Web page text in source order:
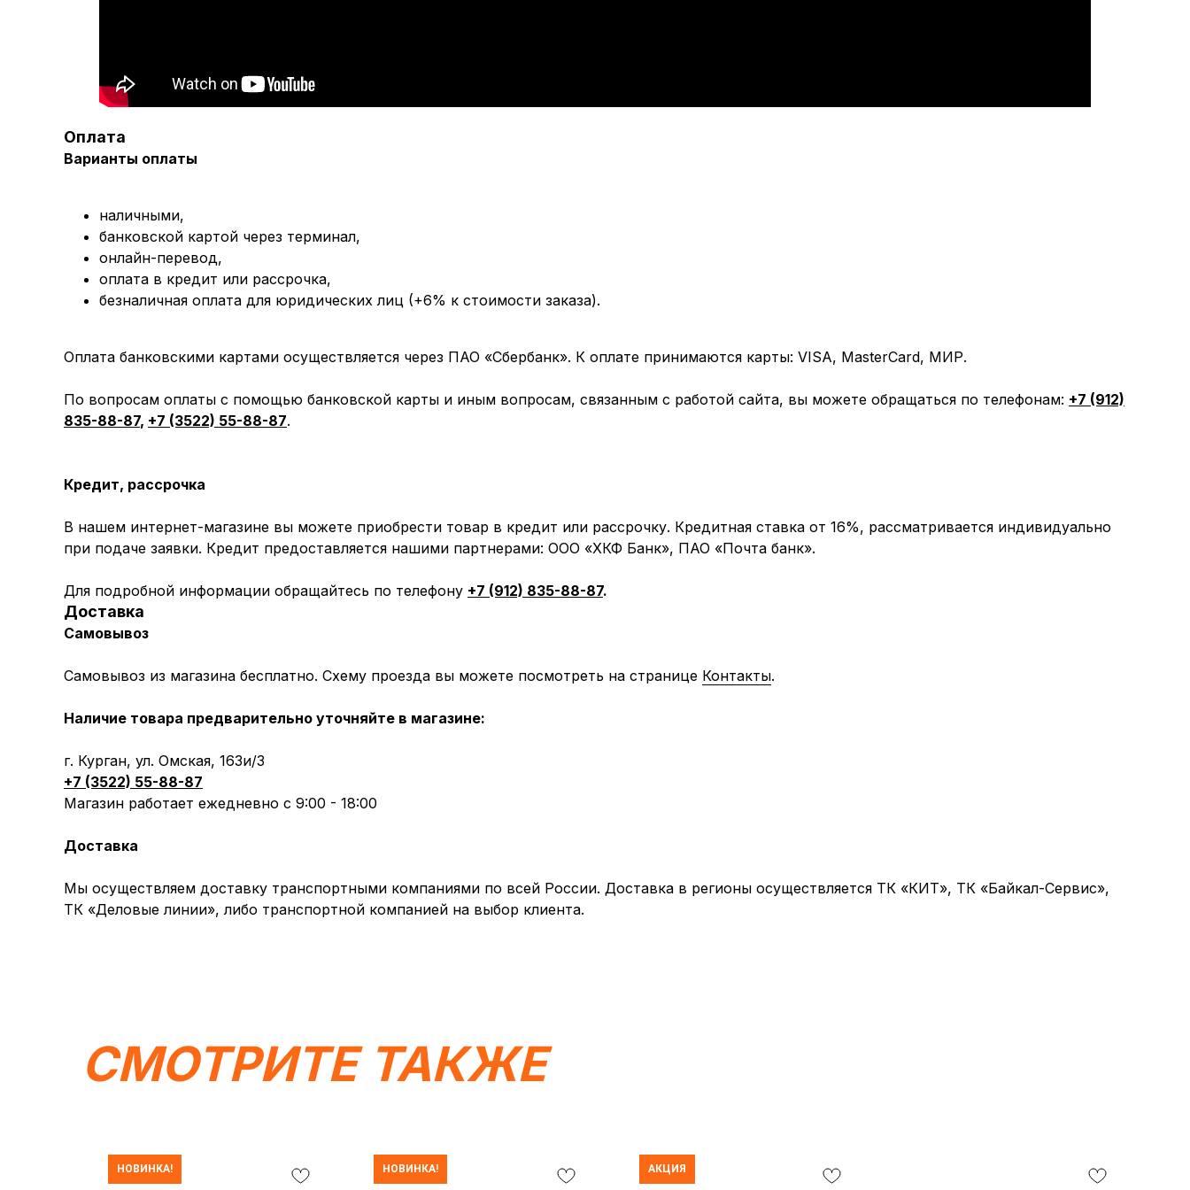
Оплата
Варианты оплаты
наличными,
банковской картой через терминал,
онлайн-перевод,
оплата в кредит или рассрочка,
безналичная оплата для юридических лиц (+6% к стоимости заказа).
Оплата банковскими картами осуществляется через ПАО «Сбербанк». К оплате принимаются карты: VISA, MasterCard, МИР.
По вопросам оплаты с помощью банковской карты и иным вопросам, связанным с работой сайта, вы можете обращаться по телефонам: +7 (912)
835-88-87, +7 (3522) 55-88-87.
Кредит, рассрочка
В нашем интернет-магазине вы можете приобрести товар в кредит или рассрочку. Кредитная ставка от 16%, рассматривается индивидуально
при подаче заявки. Кредит предоставляется нашими партнерами: ООО «ХКФ Банк», ПАО «Почта банк».
Для подробной информации обращайтесь по телефону +7 (912) 835-88-87.
Доставка
Самовывоз
Самовывоз из магазина бесплатно. Схему проезда вы можете посмотреть на странице Контакты.
Наличие товара предварительно уточняйте в магазине:
г. Курган, ул. Омская, 163и/3
+7 (3522) 55-88-87
Магазин работает ежедневно с 9:00 - 18:00
Доставка
Мы осуществляем доставку транспортными компаниями по всей России. Доставка в регионы осуществляется ТК «КИТ», ТК «Байкал-Сервис»,
ТК «Деловые линии», либо транспортной компанией на выбор клиента.
СМОТРИТЕ ТАКЖЕ
НОВИНКА! НОВИНКА! АКЦИЯ